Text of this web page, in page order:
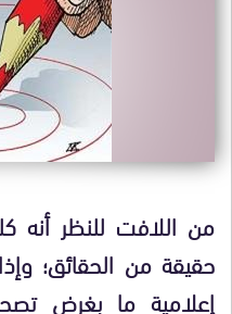
من اللافت للنظر
حقيقة من الحقائق؛
إعلامية ما بغرض